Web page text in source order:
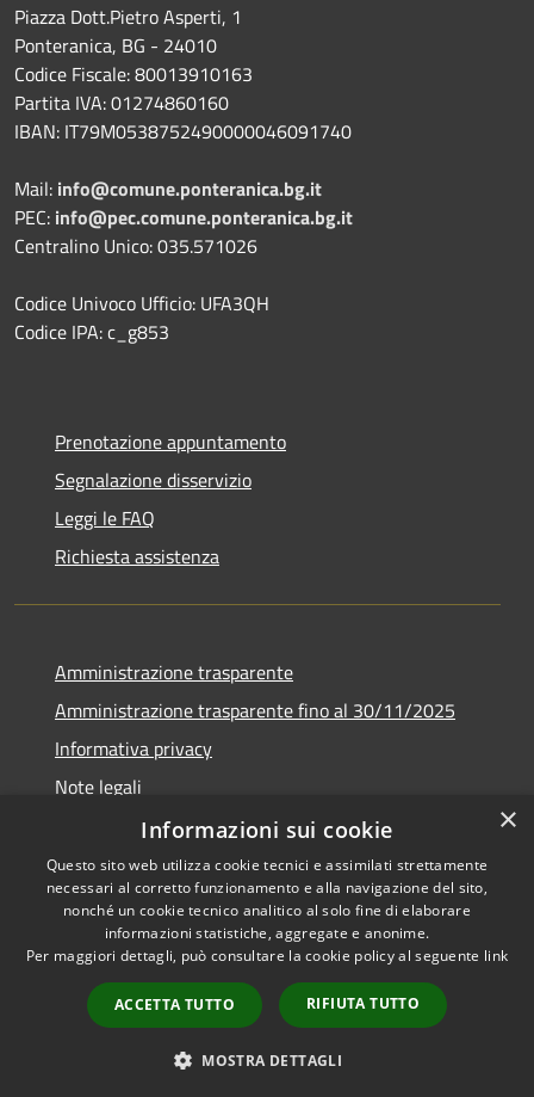
Piazza Dott.Pietro Asperti, 1
Ponteranica, BG - 24010
Codice Fiscale: 80013910163
Partita IVA: 01274860160
IBAN: IT79M0538752490000046091740
Mail: info@comune.ponteranica.bg.it
PEC: info@pec.comune.ponteranica.bg.it
Centralino Unico: 035.571026
Codice Univoco Ufficio: UFA3QH
Codice IPA: c_g853
Prenotazione appuntamento
Segnalazione disservizio
Leggi le FAQ
Richiesta assistenza
Amministrazione trasparente
Amministrazione trasparente fino al 30/11/2025
Informativa privacy
Note legali
Dichiarazione di accessibilità
RSS
Accessibilità
Copyright © 2026 • Comune di
Municipium•
Accesso
redazione
×
Informazioni sui cookie
Questo sito web utilizza cookie tecnici e assimilati strettamente
necessari al corretto funzionamento e alla navigazione del sito,
nonché un cookie tecnico analitico al solo fine di elaborare
informazioni statistiche, aggregate e anonime.
Per maggiori dettagli, può consultare la cookie policy al seguente link
ACCETTA TUTTO RIFIUTA TUTTO
MOSTRA DETTAGLI